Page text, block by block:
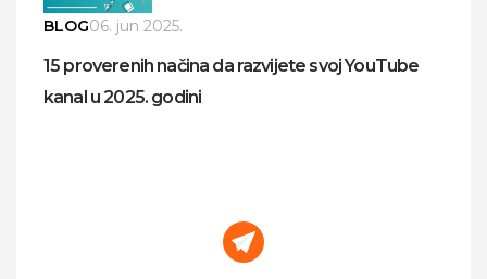
BLOG06. jun 2025.
15 proverenih načina da razvijete svoj YouTube
kanal u 2025. godini